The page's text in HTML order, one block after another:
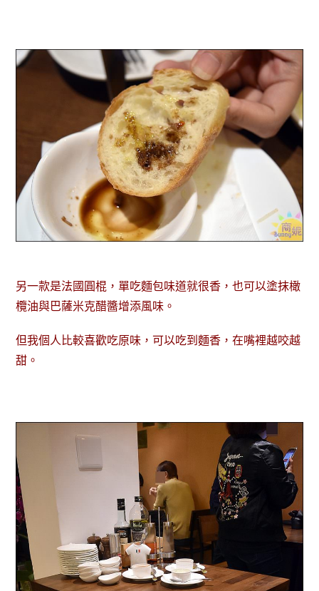
另一款是法國圓棍，單吃麵包味道就很香，也可以塗抹橄
欖油與巴薩米克醋醬增添風味。
但我個人比較喜歡吃原味，可以吃到麵香，在嘴裡越咬越
甜。